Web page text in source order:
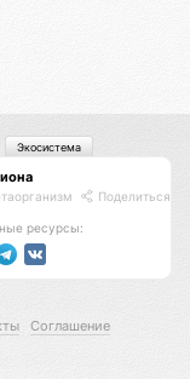
Поделиться
ресурсы:
Экосистема
Соглашение